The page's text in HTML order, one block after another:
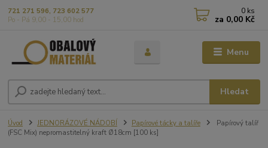
Menu
Hledat
721 271 596, 723 602 577
Po - Pá 9,00 - 15,00 hod
0 ks
za 0,00 Kč
Úvod JEDNORÁZOVÉ NÁDOBÍ Papírové tácky a talíře
Papírový talíř
(FSC Mix) nepromastitelný kraft Ø18cm [100 ks]